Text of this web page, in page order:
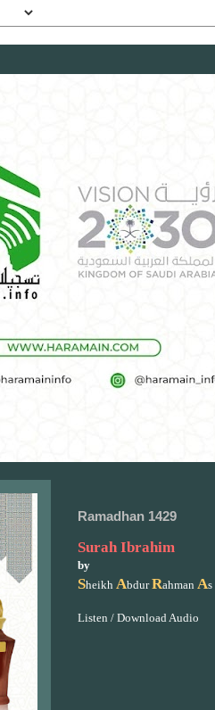
Ramadhan 1429
Surah Ibrahim
by
Sheikh Abdur Rahman As
Listen / Download Audio